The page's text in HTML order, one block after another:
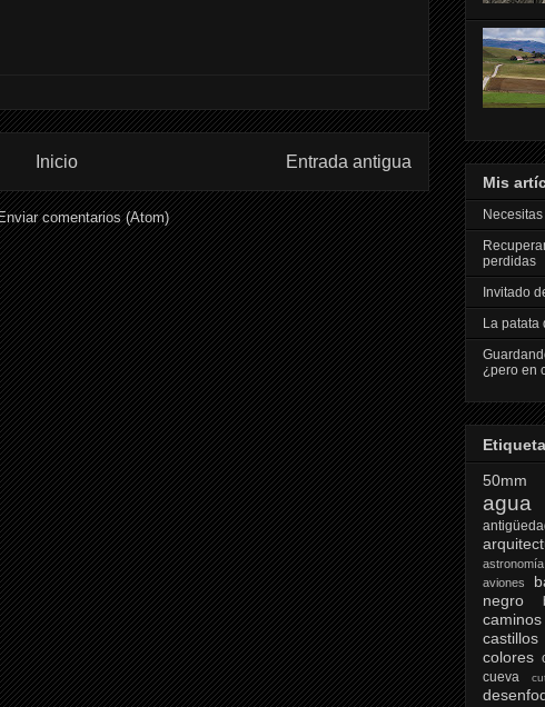
Entrada antigua
Inicio
comentarios (Atom)
Mis
perdidas
Invitado
La patata
¿pero en
50mm
agua
astronomía
aviones
negro
caminos
castillos
colores
cueva